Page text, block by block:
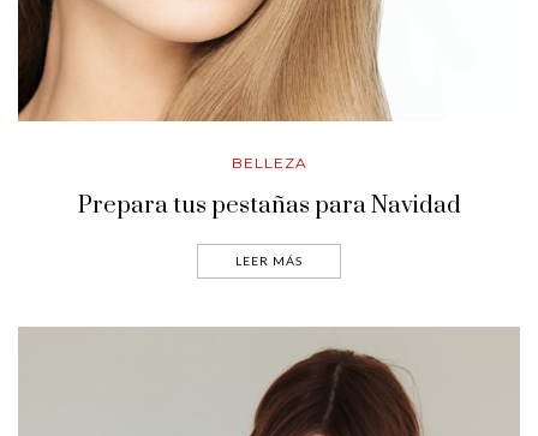
BELLEZA
Prepara tus pestañas para Navidad
LEER MÁS